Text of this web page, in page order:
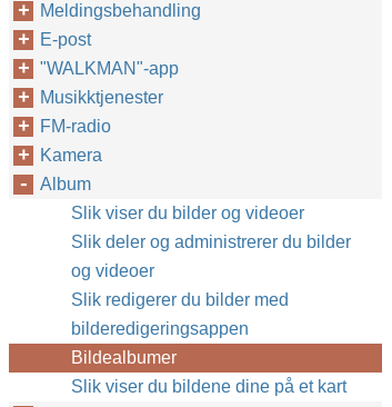
Meldingsbehandling
E-post
"WALKMAN"-app
Musikktjenester
FM-radio
Kamera
Album
Slik viser du bilder og videoer
Slik deler og administrerer du bilder
og videoer
Slik redigerer du bilder med
bilderedigeringsappen
Bildealbumer
Slik viser du bildene dine på et kart